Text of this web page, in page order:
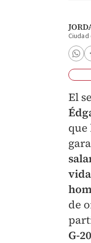
El
que
vida
de
G-20